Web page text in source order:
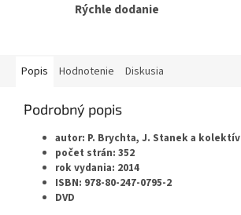
Rýchle dodanie
Popis Hodnotenie Diskusia
Podrobný popis
autor: P. Brychta, J. Stanek a kolektív
počet strán: 352
rok vydania: 2014
ISBN: 978-80-247-0795-2
DVD